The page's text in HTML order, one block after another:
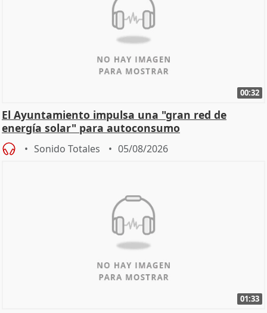
00:32
El Ayuntamiento impulsa una "gran red de
energía solar" para autoconsumo
Sonido Totales 05/08/2026
01:33